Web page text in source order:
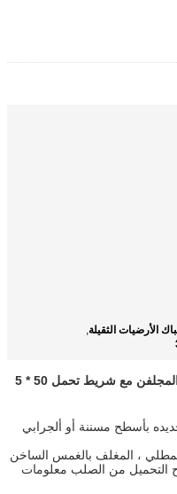
الأرضيات الثقيلة,
بأسطح مسننة أو ألجرابي
، المغلف بالغمس الساخن
التحميل من الصلب معلومات